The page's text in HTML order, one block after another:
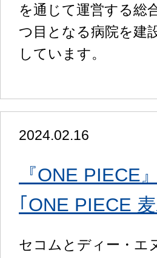
を通じて運営する総
つ目となる病院を建
しています。
2024.02.16
『ONE PIECE
｢ONE PIECE
セコムとディー・エ